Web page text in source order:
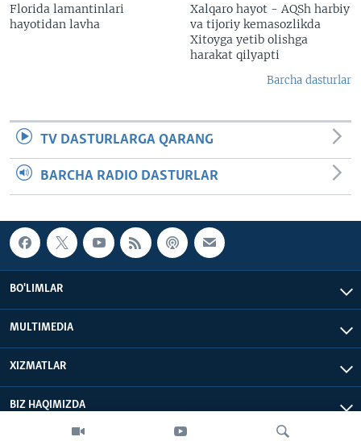
Florida lamantinlari
hayotidan lavha
Xalqaro hayot - AQSh harbiy
va tijoriy kemasozlikda
Xitoyga yetib olishga
harakat qilyapti
Barcha dasturlar
TV DASTURLARGA QARANG
BARCHA RADIO DASTURLAR
BO'LIMLAR
MULTIMEDIA
XIZMATLAR
BIZ HAQIMIZDA